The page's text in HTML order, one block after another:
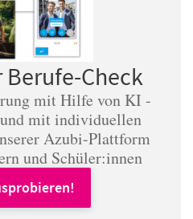
Check
mit Hilfe von KI -
mit individuellen
Azubi-Plattform
und Schüler:innen